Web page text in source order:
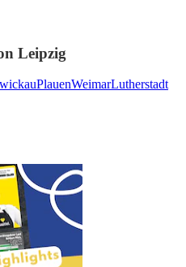
Leipzig
PlauenWeimarLutherstadt